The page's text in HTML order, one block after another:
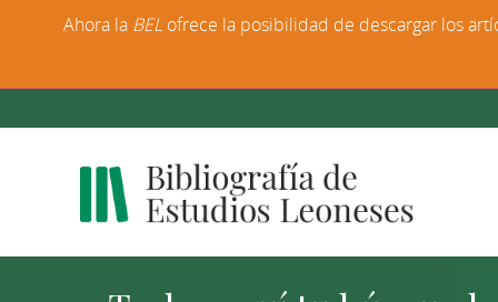
Ahora la BEL ofrece la posibilidad de descargar los